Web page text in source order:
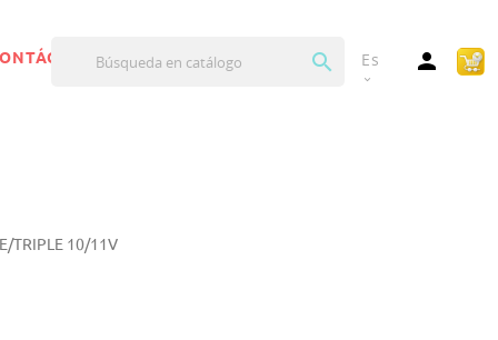
 Es
expand_more

TRIPLE 10/11V